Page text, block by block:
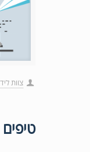
צוות
טיפים